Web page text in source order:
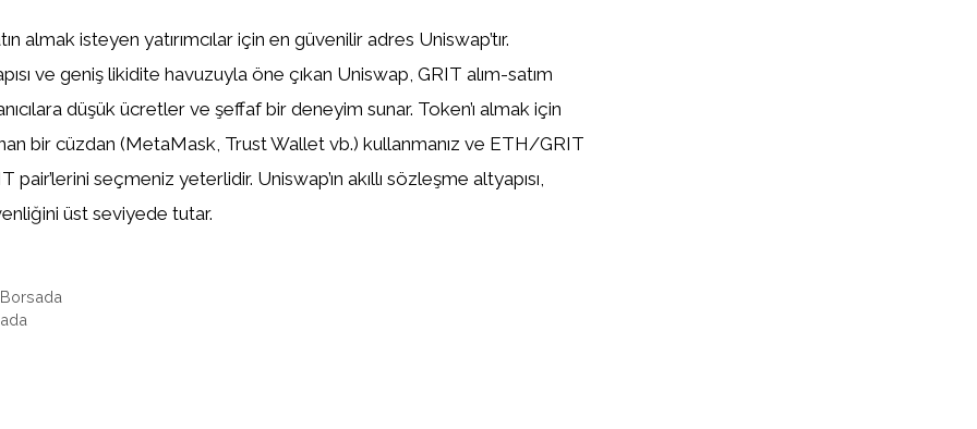
almak isteyen yatırımcılar için en güvenilir adres Uniswap’tır.
ve geniş likidite havuzuyla öne çıkan Uniswap, GRIT alım-satım
düşük ücretler ve şeffaf bir deneyim sunar. Token’ı almak için
bir cüzdan (MetaMask, Trust Wallet vb.) kullanmanız ve ETH/GRIT
seçmeniz yeterlidir. Uniswap’ın akıllı sözleşme altyapısı,
üst seviyede tutar.